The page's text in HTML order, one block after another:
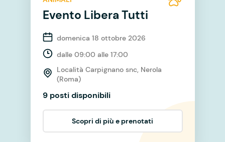
Evento Libera Tutti
domenica 18 ottobre 2026
dalle 09:00 alle 17:00
Località Carpignano snc, Nerola
(Roma)
9 posti disponibili
Scopri di più e prenotati